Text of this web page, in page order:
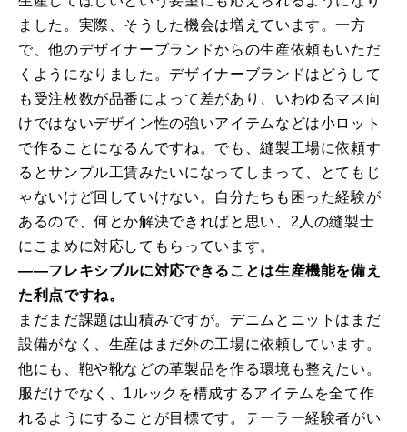
ました。実際、そうした機会は増えています。一方
で、他のデザイナーブランドからの生産依頼もいただ
くようになりました。デザイナーブランドはどうして
も受注枚数が品番によって差があり、いわゆるマス向
けではないデザイン性の強いアイテムなどは小ロット
で作ることになるんですね。でも、縫製工場に依頼す
るとサンプル工賃みたいになってしまって、とてもじ
ゃないけど回していけない。自分たちも困った経験が
あるので、何とか解決できればと思い、2人の縫製士
にこまめに対応してもらっています。
――フレキシブルに対応できることは生産機能を備え
た利点ですね。
まだまだ課題は山積みですが。デニムとニットはまだ
設備がなく、生産はまだ外の工場に依頼しています。
他にも、鞄や靴などの革製品を作る環境も整えたい。
服だけでなく、1ルックを構成するアイテムを全て作
れるようにすることが目標です。テーラー経験者がい